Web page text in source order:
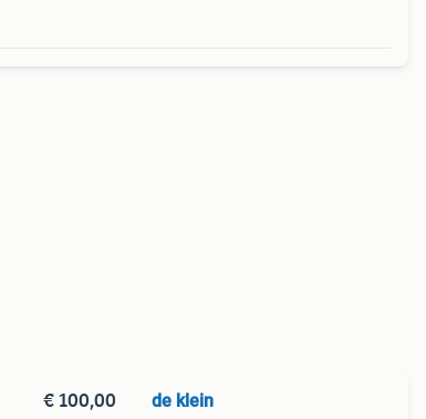
€ 100,00 de klein